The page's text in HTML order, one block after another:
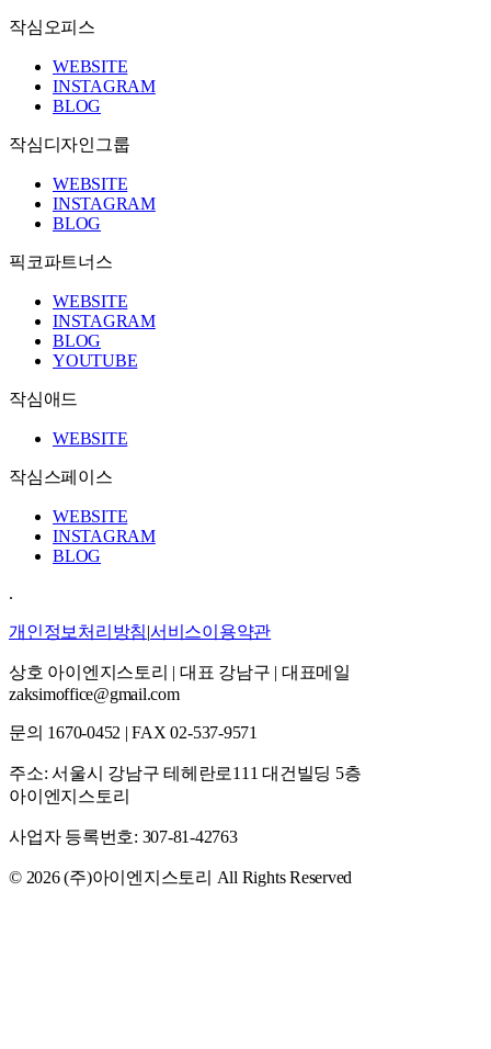
작심오피스
WEBSITE
INSTAGRAM
BLOG
작심디자인그룹
WEBSITE
INSTAGRAM
BLOG
픽코파트너스
WEBSITE
INSTAGRAM
BLOG
YOUTUBE
작심애드
WEBSITE
작심스페이스
WEBSITE
INSTAGRAM
BLOG
.
개인정보처리방침|서비스이용약관
상호 아이엔지스토리 | 대표 강남구 | 대표메일
zaksimoffice@gmail.com
문의 1670-0452 |FAX02-537-9571
주소: 서울시 강남구 테헤란로111 대건빌딩 5층
아이엔지스토리
사업자 등록번호: 307-81-42763
© 2026 (주)아이엔지스토리 All Rights Reserved